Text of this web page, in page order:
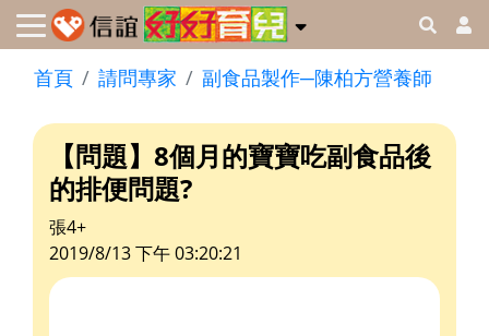
首頁 請問專家 副食品製作─陳柏方營養師
【問題】8個月的寶寶吃副食品後
的排便問題?
張4+
2019/8/13 下午 03:20:21